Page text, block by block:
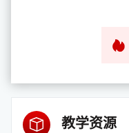
教学资源